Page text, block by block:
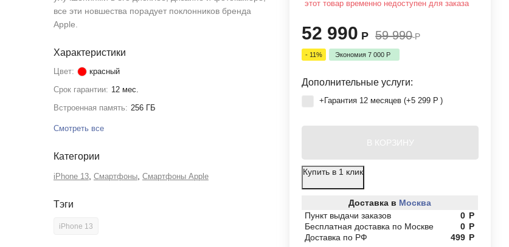
все эти новшества порадует поклонников бренда
Apple.
Характеристики
Цвет:
красный
Срок гарантии: 12 мес.
Встроенная память: 256 ГБ
Смотреть все
Категории
iPhone 13, Смартфоны, Смартфоны Apple
Тэги
iPhone 13
этот товар временно недоступен для заказа
52 990 Р 59 990 Р
- 11% Экономия7 000 Р
Дополнительные услуги:
+Гарантия 12 месяцев (+5 299 Р )
В КОРЗИНУ
Купить в 1 клик
Доставка в Москва
Пункт выдачи заказов
0 Р
Бесплатная доставка по Москве
0 Р
Доставка по РФ
499 Р